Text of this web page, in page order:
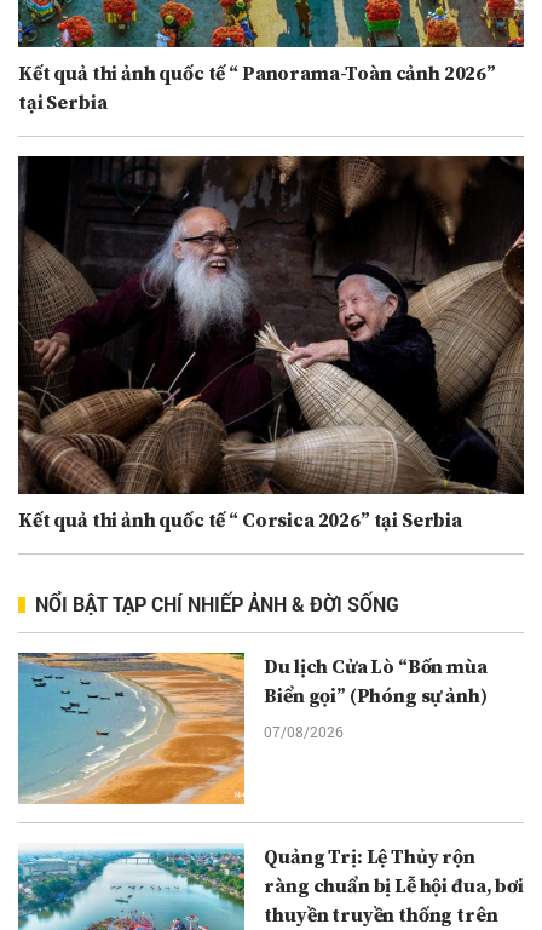
Kết quả thi ảnh quốc tế “ Panorama-Toàn cảnh 2026”
tại Serbia
Kết quả thi ảnh quốc tế “ Corsica 2026” tại Serbia
NỔI BẬT TẠP CHÍ NHIẾP ẢNH & ĐỜI SỐNG
Du lịch Cửa Lò “Bốn mùa
Biển gọi” (Phóng sự ảnh)
07/08/2026
Quảng Trị: Lệ Thủy rộn
ràng chuẩn bị Lễ hội đua, bơi
thuyền truyền thống trên